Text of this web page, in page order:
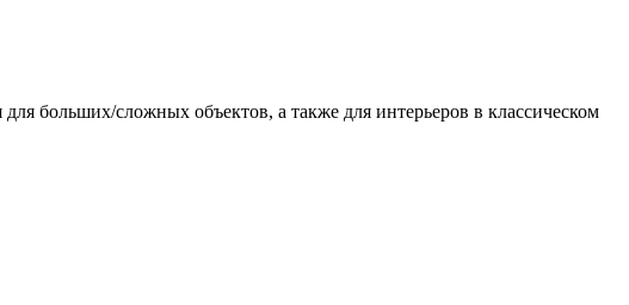
больших/сложных объектов, а также для интерьеров в классическом